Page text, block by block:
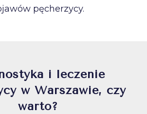
pęcherzycy.
i leczenie
w Warszawie, czy
warto?